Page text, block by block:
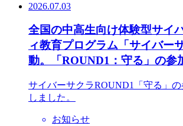
2026.07.03
全国の中高生向け体験型サイ
ィ教育プログラム「サイバー
動。「ROUND1：守る」の参
サイバーサクラROUND1「守る」
しました。
お知らせ